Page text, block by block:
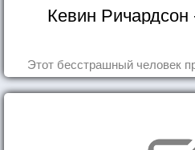
Кевин Ричардсон
Этот бесстрашный человек